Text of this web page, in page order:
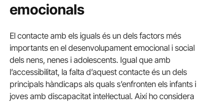
emocionals
El contacte amb els iguals és un dels factors més
importants en el desenvolupament emocional i social
dels nens, nenes i adolescents. Igual que amb
l’accessibilitat, la falta d’aquest contacte és un dels
principals hàndicaps als quals s’enfronten els infants i
joves amb discapacitat intel·lectual. Així ho considera